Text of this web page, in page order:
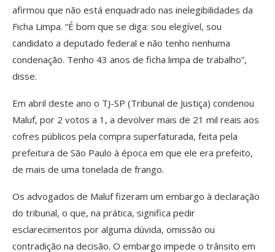
afirmou que não está enquadrado nas inelegibilidades da
Ficha Limpa. “É bom que se diga: sou elegível, sou
candidato a deputado federal e não tenho nenhuma
condenação. Tenho 43 anos de ficha limpa de trabalho”,
disse.
Em abril deste ano o TJ-SP (Tribunal de Justiça) condenou
Maluf, por 2 votos a 1, a devolver mais de 21 mil reais aos
cofres públicos pela compra superfaturada, feita pela
prefeitura de São Paulo à época em que ele era prefeito,
de mais de uma tonelada de frango.
Os advogados de Maluf fizeram um embargo à declaração
do tribunal, o que, na prática, significa pedir
esclarecimentos por alguma dúvida, omissão ou
contradição na decisão. O embargo impede o trânsito em